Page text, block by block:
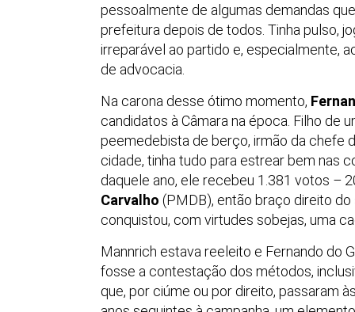
pessoalmente de algumas demandas
prefeitura depois de todos. Tinha pulso,
irreparável ao partido e, especialmente,
de advocacia.
Na carona desse ótimo momento,
candidatos à Câmara na época. Filho de
peemedebista de berço, irmão da chefe
cidade, tinha tudo para estrear bem nas
daquele ano, ele recebeu 1.381 votos –
Carvalho (PMDB), então braço direito
conquistou, com virtudes sobejas, uma
Mannrich estava reeleito e Fernando do
fosse a contestação dos métodos,
que, por ciúme ou por direito, passaram